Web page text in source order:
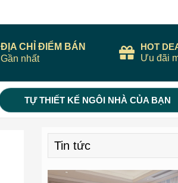
ĐỊA CHỈ ĐIỂM BÁN
Gần nhất
HOT
Ưu đãi
TỰ THIẾT KẾ NGÔI NHÀ CỦA BẠN
Tin tức